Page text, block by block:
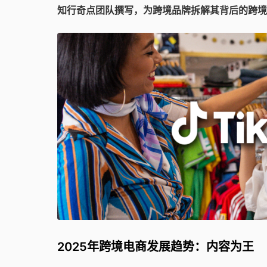
知行奇点团队撰写，为跨境品牌拆解其背后的跨
2025年跨境电商发展趋势：内容为王